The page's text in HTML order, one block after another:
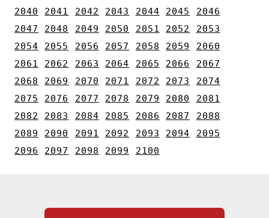
2040
2041 2042 2043 2044 2045
2046
2047
2048 2049 2050 2051 2052
2053
2054
2055 2056 2057 2058 2059
2060
2061
2062 2063 2064 2065 2066
2067
2068
2069 2070 2071 2072 2073
2074
2075
2076 2077 2078 2079 2080
2081
2082
2083 2084 2085 2086 2087
2088
2089
2090 2091 2092 2093 2094
2095
2096
2097 2098 2099 2100